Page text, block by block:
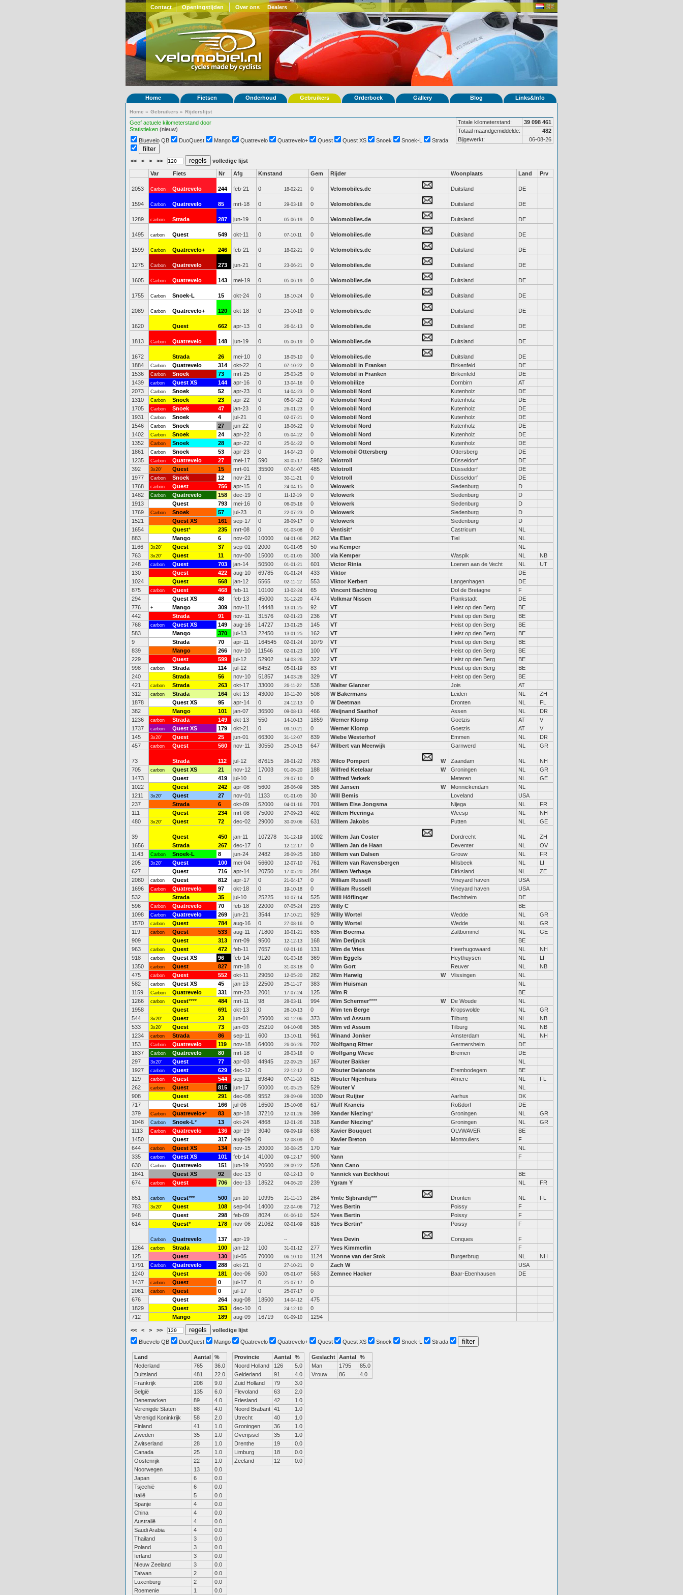
Contact Openingstijden Over ons Dealers
Home Fietsen Onderhoud Gebruikers Orderboek Gallery Blog Links&Info
Home » Gebruikers » Rijderslijst
Geef actuele kilometerstand door
Statistieken (nieuw)
Totale kilometerstand:
39 098 461
Totaal maandgemiddelde:
482
Bijgewerkt:
06-08-26
Bluevelo QB DuoQuest Mango Quatrevelo Quatrevelo+ Quest Quest XS Snoek Snoek-L Strada
<< < > >> volledige lijst
Var Fiets Nr Afg Kmstand Gem Rijder Woonplaats Land Prv
2053 Carbon Quatrevelo 244 feb-21 0 18-02-21 0 Velomobiles.de Duitsland DE
1594 Carbon Quatrevelo 85 mrt-18 0 29-03-18 0 Velomobiles.de Duitsland DE
1289 carbon Strada 287 jun-19 0 05-06-19 0 Velomobiles.de Duitsland DE
1495 carbon Quest 549 okt-11 0 07-10-11 0 Velomobiles.de Duitsland DE
1599 Carbon Quatrevelo+ 246 feb-21 0 18-02-21 0 Velomobiles.de Duitsland DE
1275 Carbon Quatrevelo 273 jun-21 0 23-06-21 0 Velomobiles.de Duitsland DE
1605 Carbon Quatrevelo 143 mei-19 0 05-06-19 0 Velomobiles.de Duitsland DE
1755 Carbon Snoek-L 15 okt-24 0 18-10-24 0 Velomobiles.de Duitsland DE
2089 Carbon Quatrevelo+ 120 okt-18 0 23-10-18 0 Velomobiles.de Duitsland DE
1620 Quest 662 apr-13 0 26-04-13 0 Velomobiles.de Duitsland DE
1813 Carbon Quatrevelo 148 jun-19 0 05-06-19 0 Velomobiles.de Duitsland DE
1672 Strada 26 mei-10 0 18-05-10 0 Velomobiles.de Duitsland
DE
1884
Carbon Quatrevelo 314 okt-22 0 07-10-22 0 Velomobil in Franken Birkenfeld
DE
1536
Carbon Snoek 73 mrt-25 0 25-03-25 0 Velomobil in Franken Birkenfeld
DE
1439
carbon Quest XS 144 apr-16 0 13-04-16 0 Velomobilize Dornbirn
AT
2073
Carbon Snoek 52 apr-23 0 14-04-23 0 Velomobil Nord Kutenholz
DE
1310
Carbon Snoek 23 apr-22 0 05-04-22 0 Velomobil Nord Kutenholz
DE
1705
Carbon Snoek 47 jan-23 0 26-01-23 0 Velomobil Nord Kutenholz
DE
1931
Carbon Snoek 4 jul-21 0 02-07-21 0 Velomobil Nord Kutenholz
DE
1546
Carbon Snoek 27 jun-22 0 18-06-22 0 Velomobil Nord Kutenholz
DE
1402
Carbon Snoek 24 apr-22 0 05-04-22 0 Velomobil Nord Kutenholz
DE
1352
Carbon Snoek 28 apr-22 0 25-04-22 0 Velomobil Nord Kutenholz
DE
1861
Carbon Snoek 53 apr-23 0 14-04-23 0 Velomobil Ottersberg Ottersberg
DE
1235
Carbon Quatrevelo 27 mei-17 590 30-05-17 5982 Velotroll Düsseldorf
DE
392
3x20" Quest 15 mrt-01 35500 07-04-07 485 Velotroll Düsseldorf
DE
1977
Carbon Snoek 12 nov-21 0 30-11-21 0 Velotroll Düsseldorf
DE
1768
carbon Quest 756 apr-15 0 24-04-15 0 Velowerk Siedenburg
D
1482
Carbon Quatrevelo 158 dec-19 0 11-12-19 0 Velowerk Siedenburg
D
1913
Quest 793 mei-16 0 06-05-16 0 Velowerk Siedenburg
D
1769
Carbon Snoek 57 jul-23 0 22-07-23 0 Velowerk Siedenburg
D
1521
Quest XS 161 sep-17 0 28-09-17 0 Velowerk Siedenburg
D
1654
Quest* 235 mrt-08 0 01-03-08 0 Ventisit* Castricum
NL
883
Mango 6 nov-02 10000 04-01-06 262 Via Elan Tiel
NL
1166
3x20" Quest 37 sep-01 2000 01-01-05 50 via Kemper
NL
763
3x20" Quest 11 nov-00 15000 01-01-05 300 via Kemper Waspik NL
NB
248
carbon Quest 703 jan-14 50500 01-01-21 601 Victor Rinia Loenen aan de Vecht NL
UT
130
Quest 422 aug-10 69785 01-01-24 433 Viktor
DE
1024
Quest 568 jan-12 5565 02-11-12 553 Viktor Kerbert Langenhagen
DE
875
carbon Quest 468 feb-11 10100 13-02-24 65 Vincent Bachtrog Dol de Bretagne
F
294
Quest XS 48 feb-13 45000 31-12-20 474 Volkmar Nissen Plankstadt
DE
776
+ Mango 309 nov-11 14448 13-01-25 92 VT Heist op den Berg
BE
442
Strada 91 nov-11 31576 02-01-23 236 VT Heist op den Berg
BE
768
carbon Quest XS 149 aug-16 14727 13-01-25 145 VT Heist op den Berg
BE
583
Mango 370 jul-13 22450 13-01-25 162 VT Heist op den Berg
BE
9
Strada 70 apr-11 164545 02-01-24 1079 VT Heist op den Berg
BE
839
Mango 266 nov-10 11546 02-01-23 100 VT Heist op den Berg
BE
229
Quest 599 jul-12 52902 14-03-26 322 VT Heist op den Berg
BE
998
carbon Strada 114 jul-12 6452 05-01-19 83 VT Heist op den Berg
BE
240
Strada 56 nov-10 51857 14-03-26 329 VT Heist op den Berg
BE
421
carbon Strada 263 okt-17 33000 26-11-22 538 Walter Glanzer Jois
AT
312
carbon Strada 164 okt-13 43000 10-11-20 508 W Bakermans Leiden NL
ZH
1878
Quest XS 95 apr-14 0 24-12-13 0 W Deetman Dronten NL
FL
382
Mango 101 jan-07 36500 09-08-13 466 Weijnand Saathof Assen NL
DR
1236
carbon Strada 149 okt-13 550 14-10-13 1859 Werner Klomp Goetzis AT
V
1737
carbon Quest XS 179 okt-21 0 09-10-21 0 Werner Klomp Goetzis AT
V
145
3x20" Quest 25 jun-01 66300 31-12-07 839 Wiebe Westerhof Emmen NL
DR
457
carbon Quest 560 nov-11 30550 25-10-15 647 Wilbert van Meerwijk Garnwerd NL GR
73 Strada 112 jul-12 87615 28-01-22 763 Wilco Pompert W Zaandam NL
NH
705
carbon Quest XS 21 nov-12 17003 01-06-20 188 Wilfred Ketelaar W Groningen NL
GR
1473
Quest 419 jul-10 0 29-07-10 0 Wilfred Verkerk Meteren NL
GE
1022
Quest 242 apr-08 5600 26-06-09 385 Wil Jansen W Monnickendam
NL
1211
3x20" Quest 27 nov-01 1133 01-01-05 30 Will Bemis Loveland
USA
237
Strada 6 okt-09 52000 04-01-16 701 Willem Eise Jongsma Nijega NL
FR
111
Quest 234 mrt-08 75000 27-09-23 402 Willem Heeringa Weesp NL
NH
480
3x20" Quest 72 dec-02 29000 30-09-06 631 Willem Jakobs Putten NL GE
39 Quest 450 jan-11 107278 31-12-19 1002 Willem Jan Coster Dordrecht NL
ZH
1656
Strada 267 dec-17 0 12-12-17 0 Willem Jan de Haan Deventer NL
OV
1143
Carbon Snoek-L 8 jun-24 2482 26-09-25 160 Willem van Dalsen Grouw NL
FR
205
3x20" Quest 100 mei-04 56600 12-07-10 761 Willem van Ravensbergen Milsbeek NL
LI
627
Quest 716 apr-14 20750 17-05-20 284 Willem Verhage Dirksland NL
ZE
2080
carbon Quest 812 apr-17 0 21-04-17 0 William Russell Vineyard haven
USA
1696
Carbon Quatrevelo 97 okt-18 0 19-10-18 0 William Russell Vineyard haven
USA
532
Strada 35 jul-10 25225 10-07-14 525 Willi Höflinger Bechtheim
DE
596
Carbon Quatrevelo 70 feb-18 22000 07-05-24 293 Willy C
BE
1098
Carbon Quatrevelo 269 jun-21 3544 17-10-21 929 Willy Wortel Wedde NL
GR
1570
carbon Quest 784 aug-16 0 27-08-16 0 Willy Wortel Wedde NL
GR
119
carbon Quest 533 aug-11 71800 10-01-21 635 Wim Boerma Zaltbommel NL
GE
909
Quest 313 mrt-09 9500 12-12-13 168 Wim Derijnck
BE
963
carbon Quest 472 feb-11 7657 02-01-16 131 Wim de Vries Heerhugowaard NL
NH
918
carbon Quest XS 96 feb-14 9120 01-03-16 369 Wim Eggels Heythuysen NL
LI
1350
carbon Quest 827 mrt-18 0 31-03-18 0 Wim Gort Reuver NL
NB
475
carbon Quest 552 okt-11 29050 12-05-20 282 Wim Harwig W Vlissingen
NL
582
carbon Quest XS 45 jan-13 22500 25-11-17 383 Wim Huisman
NL
1159
Carbon Quatrevelo 331 mrt-23 2001 17-07-24 125 Wim R
BE
1266
carbon Quest**** 484 mrt-11 98 28-03-11 994 Wim Schermer**** W De Woude
NL
1958
Quest 691 okt-13 0 26-10-13 0 Wim ten Berge Kropswolde NL
GR
544
3x20" Quest 23 jun-01 25000 30-12-06 373 Wim vd Assum Tilburg NL
NB
533
3x20" Quest 73 jan-03 25210 04-10-08 365 Wim vd Assum Tilburg NL
NB
1234
carbon Strada 86 sep-11 600 13-10-11 961 Winand Jonker Amsterdam NL
NH
153
Carbon Quatrevelo 119 nov-18 64000 26-06-26 702 Wolfgang Ritter Germersheim
DE
1837
Carbon Quatrevelo 80 mrt-18 0 28-03-18 0 Wolfgang Wiese Bremen
DE
297
3x20" Quest 77 apr-03 44945 22-09-25 167 Wouter Bakker
NL
1927
carbon Quest 629 dec-12 0 22-12-12 0 Wouter Delanote Erembodegem
BE
129
carbon Quest 544 sep-11 69840 07-11-18 815 Wouter Nijenhuis Almere NL
FL
262
carbon Quest 815 jun-17 50000 01-05-25 529 Wouter V
NL
908
Quest 291 dec-08 9552 28-09-09 1030 Wout Ruijter Aarhus
DK
717
Quest 166 jul-06 16500 15-10-08 617 Wulf Kraneis Roßdorf
DE
379
Carbon Quatrevelo+* 83 apr-18 37210 12-01-26 399 Xander Niezing* Groningen NL
GR
1048
Carbon Snoek-L* 13 okt-24 4868 12-01-26 318 Xander Niezing* Groningen NL
GR
1113
Carbon Quatrevelo 136 apr-19 3040 09-09-19 638 Xavier Bouquet OLVWAVER
BE
1450
Quest 317 aug-09 0 12-08-09 0 Xavier Breton Montouliers
F
644
carbon Quest XS 134 nov-15 20000 30-08-25 170 Yair
NL
335
carbon Quest XS 101 feb-14 41000 09-12-17 900 Yann
F
630
Carbon Quatrevelo 151 jun-19 20600 28-09-22 528
Yann Cano
1841
Quest XS 92 dec-13 0 02-12-13 0 Yannick van Eeckhout
BE
674
carbon Quest 706 dec-13 18522 04-06-20 239 Ygram Y NL FR
851 carbon Quest*** 500 jun-10 10995 21-11-13 264 Ymte Sijbrandij*** Dronten NL
FL
783
3x20" Quest 108 sep-04 14000 22-04-06 712 Yves Bertin Poissy
F
948
Quest 298 feb-09 8024 01-06-10 524 Yves Bertin Poissy
F
614
Quest* 178 nov-06 21062 02-01-09 816 Yves Bertin* Poissy F
Carbon Quatrevelo 137 apr-19 -- Yves Devin Conques
F
1264
carbon Strada 100 jan-12 100 31-01-12 277 Yves Kimmerlin
F
125
Quest 130 jul-05 70000 06-10-10 1124 Yvonne van der Stok Burgerbrug NL
NH
1791
Carbon Quatrevelo 288 okt-21 0 27-10-21 0 Zach W
USA
1240
Quest 181 dec-06 500 05-01-07 563 Zemnec Hacker Baar-Ebenhausen
DE
1437
carbon Quest 0 jul-17 0 25-07-17
0
2061
carbon Quest 0 jul-17 0 25-07-17
0
676
Quest 264 aug-08 18500 14-04-12
475
1829
Quest 353 dec-10 0 24-12-10
0
712
Mango 189 aug-09 16719 01-09-10 1294
<< < > >>
volledige lijst
Bluevelo QB
DuoQuest Mango Quatrevelo Quatrevelo+ Quest Quest XS Snoek Snoek-L Strada
Land Aantal %
Nederland
765
36.0
Duitsland
481
22.0
Frankrijk
208
9.0
België
135
6.0
Denemarken
89
4.0
Verenigde Staten
88
4.0
Verenigd Koninkrijk
58
2.0
Finland
41
1.0
Zweden
35
1.0
Zwitserland
28
1.0
Canada
25
1.0
Oostenrijk
22
1.0
Noorwegen
13
0.0
Japan
6
0.0
Tsjechië
6
0.0
Italië
5
0.0
Spanje
4
0.0
China
4
0.0
Australië
4
0.0
Saudi Arabia
4
0.0
Thailand
3
0.0
Poland
3
0.0
Ierland
3
0.0
Nieuw Zeeland
3
0.0
Taiwan
2
0.0
Luxenburg
2
0.0
Roemenie
1 0.0
Provincie Aantal %
Noord Holland
126
5.0
Gelderland
91
4.0
Zuid Holland
79
3.0
Flevoland
63
2.0
Friesland
42
1.0
Noord Brabant 41
1.0
Utrecht
40
1.0
Groningen
36
1.0
Overijssel
35
1.0
Drenthe
19
0.0
Limburg
18
0.0
Zeeland
12 0.0
Geslacht Aantal %
Man
1795
85.0
Vrouw
86 4.0